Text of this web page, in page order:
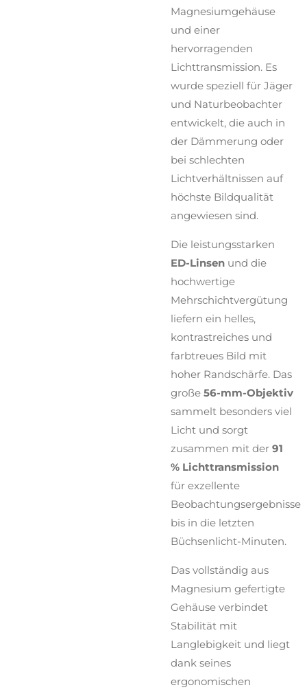
Magnesiumgehäuse
und einer
hervorragenden
Lichttransmission. Es
wurde speziell für Jäger
und Naturbeobachter
entwickelt, die auch in
der Dämmerung oder
bei schlechten
Lichtverhältnissen auf
höchste Bildqualität
angewiesen sind.
Die leistungsstarken
ED-Linsen und die
hochwertige
Mehrschichtvergütung
liefern ein helles,
kontrastreiches und
farbtreues Bild mit
hoher Randschärfe. Das
große 56-mm-Objektiv
sammelt besonders viel
Licht und sorgt
zusammen mit der 91
% Lichttransmission
für exzellente
Beobachtungsergebnisse
bis in die letzten
Büchsenlicht-Minuten.
Das vollständig aus
Magnesium gefertigte
Gehäuse verbindet
Stabilität mit
Langlebigkeit und liegt
dank seines
ergonomischen